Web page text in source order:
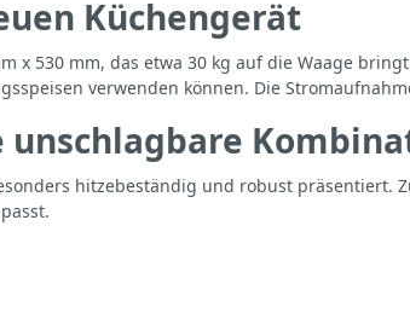
Küchengerät
x 530 mm, das etwa 30 kg auf die Waage
verwenden können. Die
hitzebeständig und robust präsentiert.